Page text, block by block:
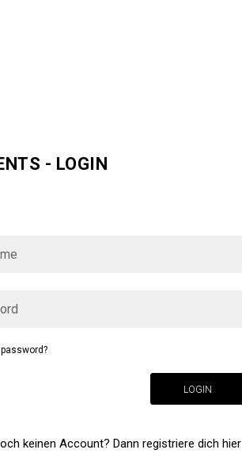
- LOGIN
LOGIN
keinen Account? Dann registriere dich hier